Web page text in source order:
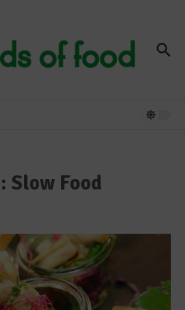
Slow Food